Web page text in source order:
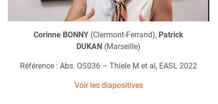
Corinne BONNY (Clermont-Ferrand), Patrick
DUKAN (Marseille)
Référence : Abs. OS036 – Thiele M et al, EASL 2022
Voir les diapositives